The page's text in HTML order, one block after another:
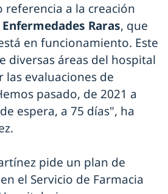
referencia a la creación
Raras, que
en funcionamiento. Este
diversas áreas del hospital
las evaluaciones de
pasado, de 2021 a
espera, a 75 días", ha